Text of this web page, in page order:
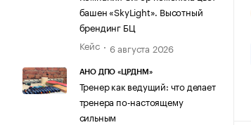
башен «SkyLight». Высотный
брендинг БЦ
Кейс
6 августа 2026
АНО ДПО «ЦРДНМ»
Тренер как ведущий: что делает
тренера по-настоящему
сильным